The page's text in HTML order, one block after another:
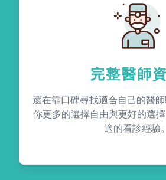
完整醫師
還在靠口碑尋找適合自己的醫
你更多的選擇自由與更好的選
適的看診經驗。